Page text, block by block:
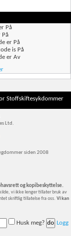
På
På
er På
is På
erAv
Stoffskiftesykdommer
Ltd.
siden 2008
og kopibeskyttelse.
vi ikke lenger tillater bruk av
skriftlig tillatelse fra oss. Vi kan
Husk meg?
Logg